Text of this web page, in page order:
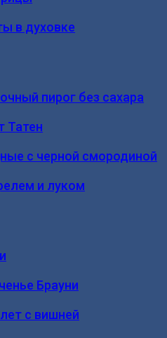
в духовке
пирог без сахара
Татен
с черной смородиной
и луком
Брауни
с вишней